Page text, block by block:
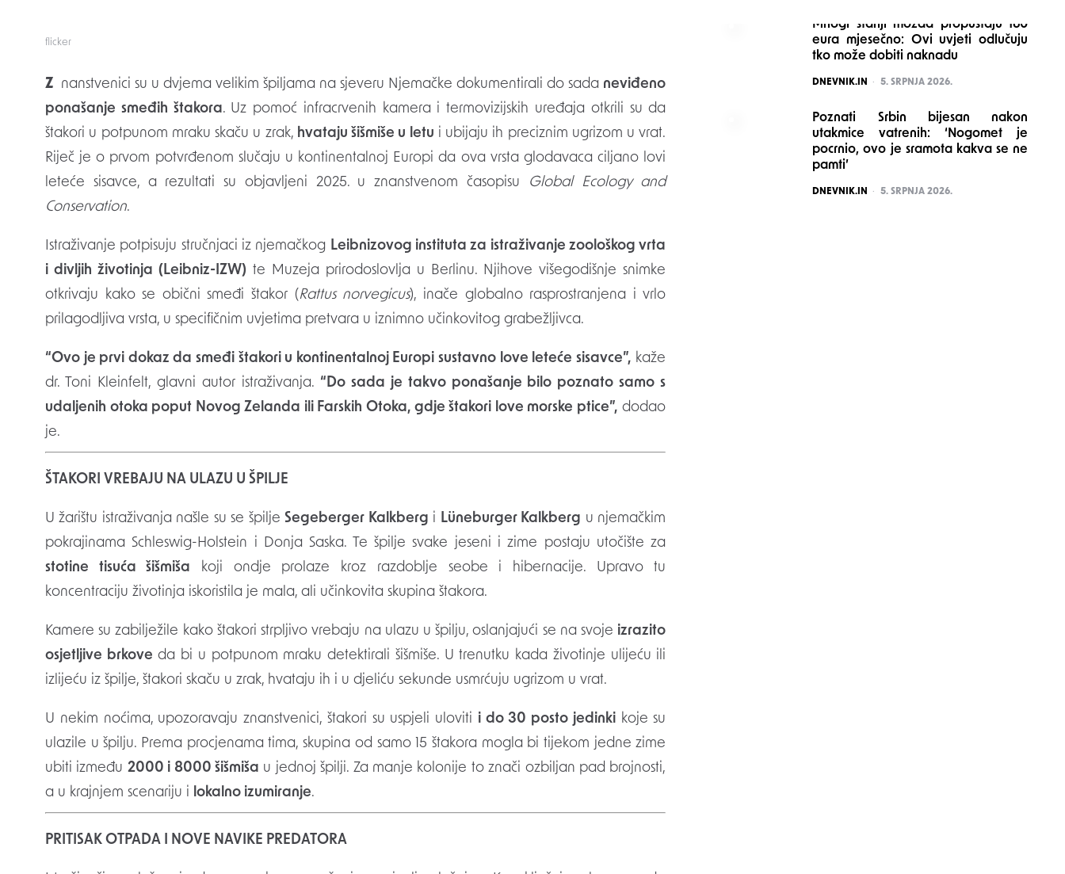
flicker
Znanstvenici su u dvjema velikim špiljama na sjeveru Njemačke dokumentirali do sada neviđeno
ponašanje smeđih štakora. Uz pomoć infracrvenih kamera i termovizijskih uređaja otkrili su da
štakori u potpunom mraku skaču u zrak, hvataju šišmiše u letu i ubijaju ih preciznim ugrizom u vrat.
Riječ je o prvom potvrđenom slučaju u kontinentalnoj Europi da ova vrsta glodavaca ciljano lovi
leteće sisavce, a rezultati su objavljeni 2025. u znanstvenom časopisu
Global Ecology and
Conservation.
Istraživanje potpisuju stručnjaci iz njemačkog Leibnizovog instituta za istraživanje zoološkog vrta
i divljih životinja (Leibniz-IZW) te Muzeja prirodoslovlja u Berlinu. Njihove višegodišnje snimke
otkrivaju kako se obični smeđi štakor (Rattus norvegicus), inače globalno rasprostranjena i vrlo
prilagodljiva vrsta, u specifičnim uvjetima pretvara u iznimno učinkovitog grabežljivca.
“Ovo je prvi dokaz da smeđi štakori u kontinentalnoj Europi sustavno love leteće sisavce”, kaže
dr. Toni Kleinfelt, glavni autor istraživanja. “Do sada je takvo ponašanje bilo poznato samo s
udaljenih otoka poput Novog Zelanda ili Farskih Otoka, gdje štakori love morske ptice”, dodao
je.
ŠTAKORI VREBAJU NA ULAZU U ŠPILJE
U žarištu istraživanja našle su se špilje Segeberger Kalkberg i Lüneburger Kalkberg u njemačkim
pokrajinama Schleswig-Holstein i Donja Saska. Te špilje svake jeseni i zime postaju utočište za
stotine tisuća šišmiša koji ondje prolaze kroz razdoblje seobe i hibernacije. Upravo tu
koncentraciju životinja iskoristila je mala, ali učinkovita skupina štakora.
Kamere su zabilježile kako štakori strpljivo vrebaju na ulazu u špilju, oslanjajući se na svoje izrazito
osjetljive brkove da bi u potpunom mraku detektirali šišmiše. U trenutku kada životinje ulijeću ili
izlijeću iz špilje, štakori skaču u zrak, hvataju ih i u djeliću sekunde usmrćuju ugrizom u vrat.
U nekim noćima, upozoravaju znanstvenici, štakori su uspjeli uloviti i do 30 posto jedinkikoje su
ulazile u špilju. Prema procjenama tima, skupina od samo 15 štakora mogla bi tijekom jedne zime
ubiti između 2000 i 8000 šišmiša u jednoj špilji. Za manje kolonije to znači ozbiljan pad brojnosti,
a u krajnjem scenariju i lokalno izumiranje.
PRITISAK OTPADA I NOVE NAVIKE PREDATORA
Mnogi stariji možda propuštaju 160
eura mjesečno: Ovi uvjeti odlučuju
tko može dobiti naknadu
POSTED
DNEVNIK.IN 5. SRPNJA 2026.
Poznati Srbin bijesan nakon
utakmice vatrenih: ‘Nogomet je
pocrnio, ovo je sramota kakva se ne
pamti’
POSTED
DNEVNIK.IN 5. SRPNJA 2026.